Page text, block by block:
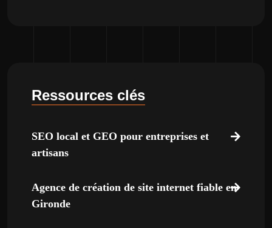
Ressources clés
SEO local et GEO pour entreprises et
artisans
Agence de création de site internet fiable en
Gironde